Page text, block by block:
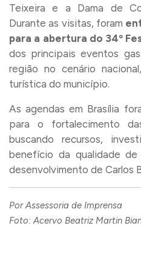
Teixeira e a Dama de
Durante as visitas, foram
para a abertura do 34º
dos principais eventos
região no cenário
turística do município.
As agendas em Brasília
para o fortalecimento
buscando recursos,
benefício da qualidade
desenvolvimento de Carlos
Por Assessoria de Imprensa
Foto: Acervo Beatriz Martin